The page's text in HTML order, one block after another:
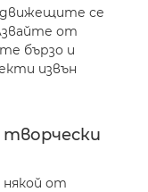
движещите се
от
бързо и
извън
от